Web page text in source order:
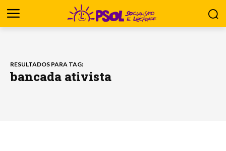
RESULTADOS PARA TAG:
bancada ativista